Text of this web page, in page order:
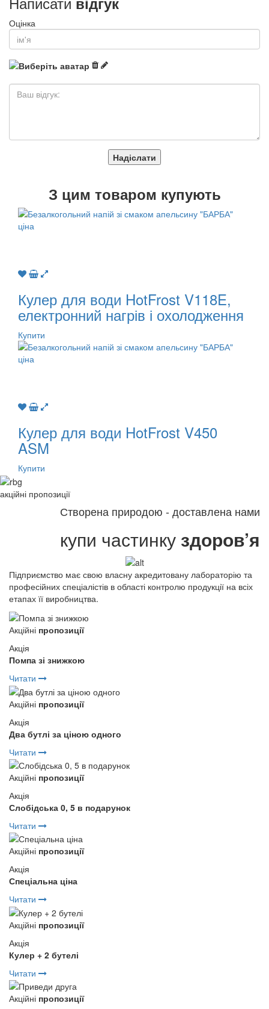
Оцінка
Надіслати
З цим товаром купують
Кулер для води HotFrost V118E,
електронний нагрів і охолодження
Купити
Кулер для води HotFrost V450
ASM
Купити
акційні пропозиції
Створена природою - доставлена нами
купи частинку здоров’я
Підприємство має свою власну акредитовану лабораторію та
професійних спеціалістів в області контролю продукції на всіх
етапах її виробництва.
Акційні пропозиції
Акція
Помпа зі знижкою
Читати
Акційні пропозиції
Акція
Два бутлі за ціною одного
Читати
Акційні пропозиції
Акція
Слобідська 0, 5 в подарунок
Читати
Акційні пропозиції
Акція
Спеціальна ціна
Читати
Акційні пропозиції
Акція
Кулер + 2 бутелі
Читати
Акційні пропозиції